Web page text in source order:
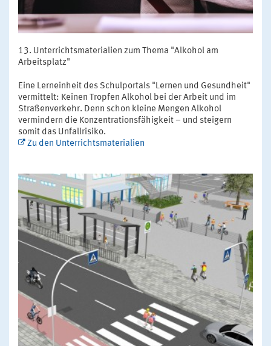
Unterrichtsmaterialien zum Thema "Alkohol am
Arbeitsplatz"
Eine Lerneinheit des Schulportals "Lernen und Gesundheit"
vermittelt: Keinen Tropfen Alkohol bei der Arbeit und im
Straßenverkehr. Denn schon kleine Mengen Alkohol
vermindern die Konzentrationsfähigkeit – und steigern
somit das Unfallrisiko.
Zu den Unterrichtsmaterialien